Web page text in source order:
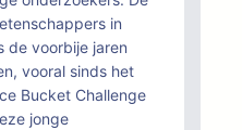
in
de voorbije jaren
vooral sinds het
Bucket Challenge
jonge